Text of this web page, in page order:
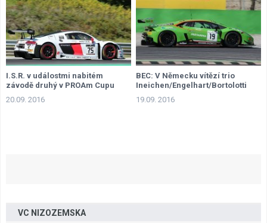
I.S.R. v událostmi nabitém
závodě druhý v PROAm Cupu
20.09. 2016
BEC: V Německu vítězí trio
Ineichen/Engelhart/Bortolotti
19.09. 2016
VC NIZOZEMSKA